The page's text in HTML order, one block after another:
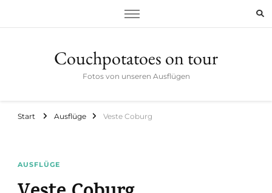
Couchpotatoes on tour
Fotos von unseren Ausflügen
Start Ausflüge Veste Coburg
AUSFLÜGE